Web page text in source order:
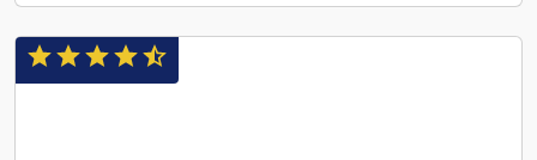
100%, damit...